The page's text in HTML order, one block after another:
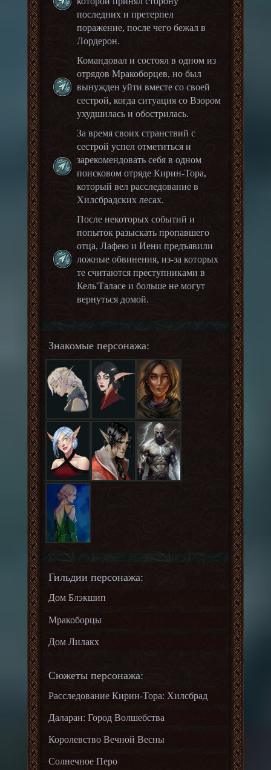
последних и претерпел
поражение, после чего бежал в
Лордерон.
Командовал и состоял в одном из
отрядов Мракоборцев, но был
вынужден уйти вместе со своей
сестрой, когда ситуация со Взором
ухудшилась и обострилась.
За время своих странствий с
сестрой успел отметиться и
зарекомендовать себя в одном
поисковом отряде Кирин-Тора,
который вел расследование в
Хилсбрадских лесах.
После некоторых событий и
попыток разыскать пропавшего
отца, Лафею и Иени предъявили
ложные обвинения, из-за которых
те считаются преступниками в
Кель'Таласе и больше не могут
вернуться домой.
Знакомые персонажа:
Гильдии персонажа:
Дом Блэкшип
Мракоборцы
Дом Лилакх
Сюжеты персонажа:
Расследование Кирин-Тора: Хилсбрад
Даларан: Город Волшебства
Королевство Вечной Весны
Солнечное Перо